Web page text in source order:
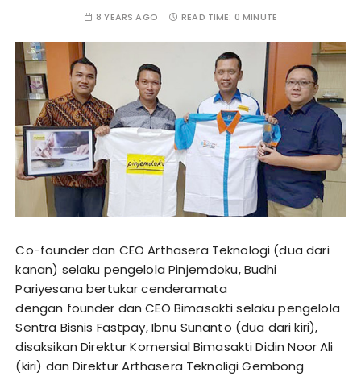
8 YEARS AGO READ TIME: 0 MINUTE
Co-founder dan CEO Arthasera Teknologi (dua dari
kanan) selaku pengelola Pinjemdoku, Budhi
Pariyesana bertukar cenderamata
dengan founder dan CEO Bimasakti selaku pengelola
Sentra Bisnis Fastpay, Ibnu Sunanto (dua dari kiri),
disaksikan Direktur Komersial Bimasakti Didin Noor Ali
(kiri) dan Direktur Arthasera Teknoligi Gembong